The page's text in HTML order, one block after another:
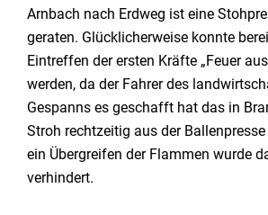
Arnbach nach Erdweg ist eine
geraten. Glücklicherweise konnte
Eintreffen der ersten Kräfte „Feuer
werden, da der Fahrer des
Gespanns es geschafft hat das in
Stroh rechtzeitig aus der
ein Übergreifen der Flammen wurde
verhindert.